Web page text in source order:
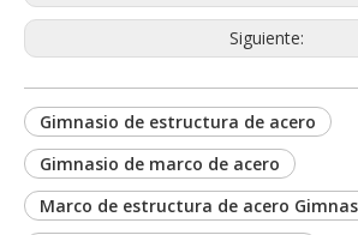
Siguiente:
Gimnasio de estructura de acero
Gimnasio de marco de acero
Marco de estructura de acero